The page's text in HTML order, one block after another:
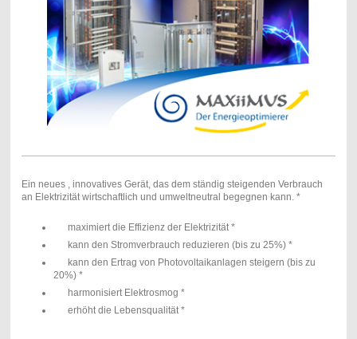
Ein neues , innovatives Gerät, das dem ständig steigenden Verbrauch
an Elektrizität wirtschaftlich und umweltneutral begegnen kann. *
maximiert die Effizienz der Elektrizität *
kann den Stromverbrauch reduzieren (bis zu 25%) *
kann den Ertrag von Photovoltaikanlagen steigern (bis zu
20%) *
harmonisiert Elektrosmog *
erhöht die Lebensqualität *